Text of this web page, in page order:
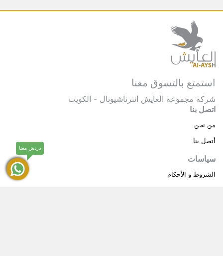
استمتع بالتسوق معنا
شركة مجموعة العايش انترناشيونال - الكويت
اتصل بنا
من نحن
أتصل بنا
سياسات
الشروط و الأحكام
دردش معنا